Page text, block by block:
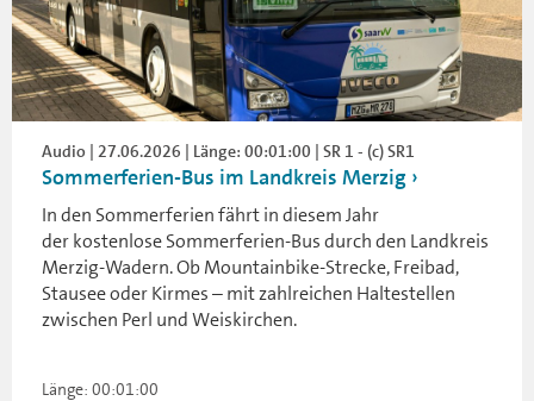
Audio | 27.06.2026 | Länge: 00:01:00 | SR 1 - (c) SR1
Sommerferien-Bus im Landkreis Merzig
In den Sommerferien fährt in diesem Jahr
der kostenlose Sommerferien-Bus durch den Landkreis
Merzig-Wadern. Ob Mountainbike-Strecke, Freibad,
Stausee oder Kirmes – mit zahlreichen Haltestellen
zwischen Perl und Weiskirchen.
Länge: 00:01:00